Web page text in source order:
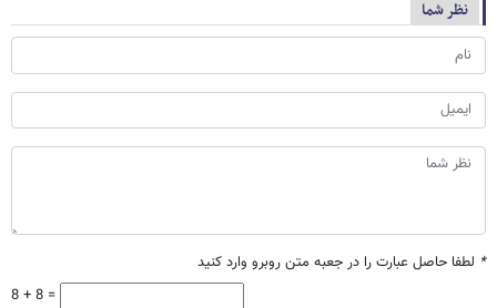
نظر شما
* لطفا حاصل عبارت را در جعبه متن روبرو وارد کنید
8 + 8 =